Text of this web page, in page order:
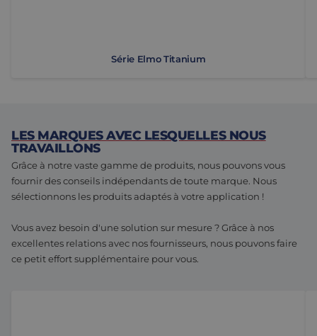
Série Elmo Titanium
LES MARQUES AVEC LESQUELLES NOUS
TRAVAILLONS
Grâce à notre vaste gamme de produits, nous pouvons vous
fournir des conseils indépendants de toute marque. Nous
sélectionnons les produits adaptés à votre application !
Vous avez besoin d'une solution sur mesure ? Grâce à nos
excellentes relations avec nos fournisseurs, nous pouvons faire
ce petit effort supplémentaire pour vous.